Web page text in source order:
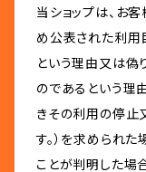
当ショップは、お
め公表された利用
という理由又は偽
のであるという理
きその利用の停止
す。）を求められ
ことが判明した場